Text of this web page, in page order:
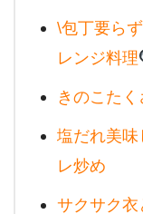
\包丁要ら
レンジ料理
きのこた
塩だれ美
レ炒め
サクサク